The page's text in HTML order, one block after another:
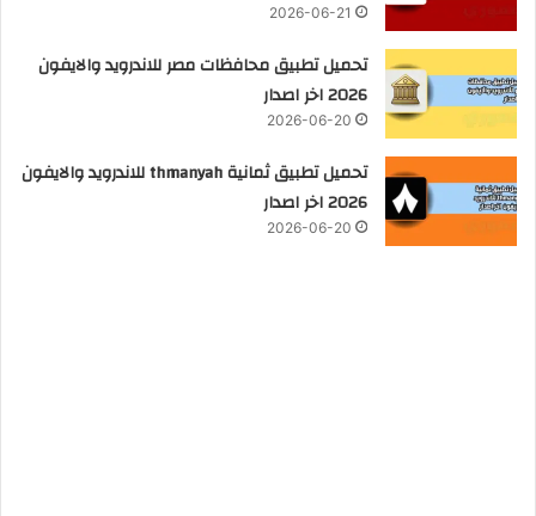
2026-06-21
تحميل تطبيق محافظات مصر للاندرويد والايفون
2026 اخر اصدار
2026-06-20
تحميل تطبيق ثمانية thmanyah للاندرويد والايفون
2026 اخر اصدار
2026-06-20